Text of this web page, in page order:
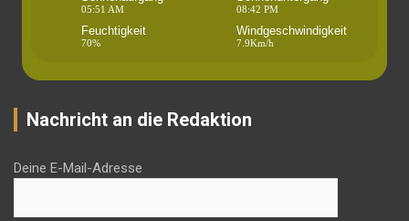
05:51 AM 08:42 PM
Feuchtigkeit
70%
Windgeschwindigkeit
7.9Km/h
Nachricht an die Redaktion
Deine E-Mail-Adresse